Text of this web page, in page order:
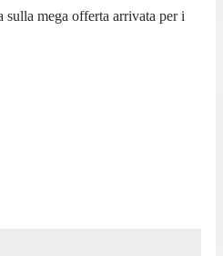
mega offerta arrivata per i